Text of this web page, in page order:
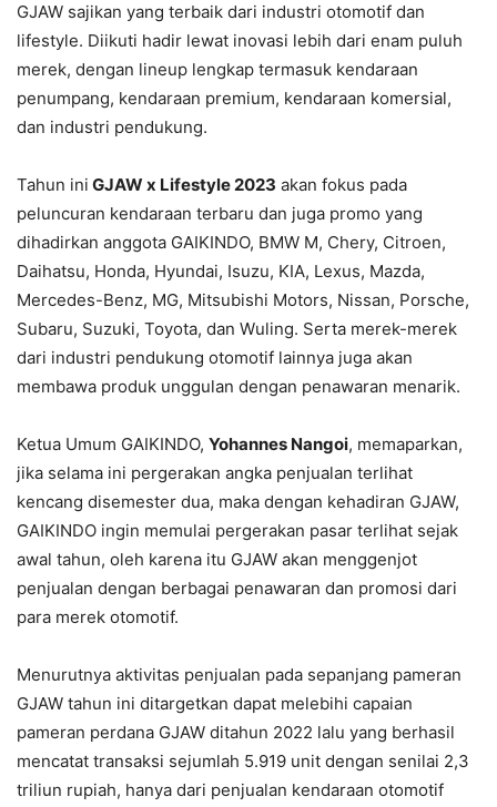
GJAW sajikan yang terbaik dari industri otomotif dan
lifestyle. Diikuti hadir lewat inovasi lebih dari enam puluh
merek, dengan lineup lengkap termasuk kendaraan
penumpang, kendaraan premium, kendaraan komersial,
dan industri pendukung.
Tahun ini GJAW x Lifestyle 2023 akan fokus pada
peluncuran kendaraan terbaru dan juga promo yang
dihadirkan anggota GAIKINDO, BMW M, Chery, Citroen,
Daihatsu, Honda, Hyundai, Isuzu, KIA, Lexus, Mazda,
Mercedes-Benz, MG, Mitsubishi Motors, Nissan, Porsche,
Subaru, Suzuki, Toyota, dan Wuling. Serta merek-merek
dari industri pendukung otomotif lainnya juga akan
membawa produk unggulan dengan penawaran menarik.
Ketua Umum GAIKINDO, Yohannes Nangoi, memaparkan,
jika selama ini pergerakan angka penjualan terlihat
kencang disemester dua, maka dengan kehadiran GJAW,
GAIKINDO ingin memulai pergerakan pasar terlihat sejak
awal tahun, oleh karena itu GJAW akan menggenjot
penjualan dengan berbagai penawaran dan promosi dari
para merek otomotif.
Menurutnya aktivitas penjualan pada sepanjang pameran
GJAW tahun ini ditargetkan dapat melebihi capaian
pameran perdana GJAW ditahun 2022 lalu yang berhasil
mencatat transaksi sejumlah 5.919 unit dengan senilai 2,3
triliun rupiah, hanya dari penjualan kendaraan otomotif